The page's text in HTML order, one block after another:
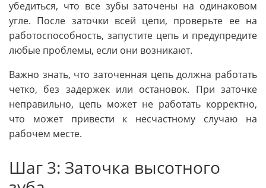
убедиться, что все зубы заточены на одинаковом
угле. После заточки всей цепи, проверьте ее на
работоспособность, запустите цепь и предупредите
любые проблемы, если они возникают.
Важно знать, что заточенная цепь должна работать
четко, без задержек или остановок. При заточке
неправильно, цепь может не работать корректно,
что может привести к несчастному случаю на
рабочем месте.
Шаг 3: Заточка высотного